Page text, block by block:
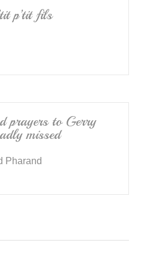
p’tit fils
prayers to Gerry
missed
Pharand